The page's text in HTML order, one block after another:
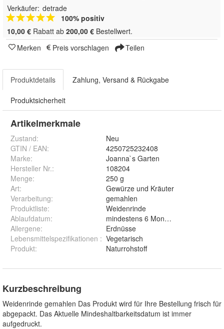
Verkäufer: detrade
100% positiv
10,00 € Rabatt ab 200,00 € Bestellwert.
Merken
Preis vorschlagen Teilen
Produktdetails Zahlung, Versand & Rückgabe
Produktsicherheit
Artikelmerkmale
Zustand:
Neu
GTIN / EAN:
4250725232408
Marke:
Joanna`s Garten
Hersteller Nr.:
108204
Menge:
250 g
Art:
Gewürze und Kräuter
Verarbeitung:
gemahlen
Produktliste:
Weidenrinde
Ablaufdatum:
mindestens 6 Monate ab
Allergene:
Erdnüsse
Lebensmittelspezifikationen : Vegetarisch
Produkt: Naturrohstoff
Kurzbeschreibung
Weidenrinde gemahlen Das Produkt wird für Ihre Bestellung frisch für
abgepackt. Das Aktuelle Mindeshaltbarkeitsdatum ist immer
aufgedruckt.